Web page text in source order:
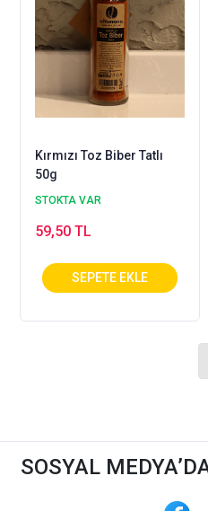
Kırmızı Toz Biber Tatlı
50g
STOKTA VAR
59,50 TL
SOSYAL